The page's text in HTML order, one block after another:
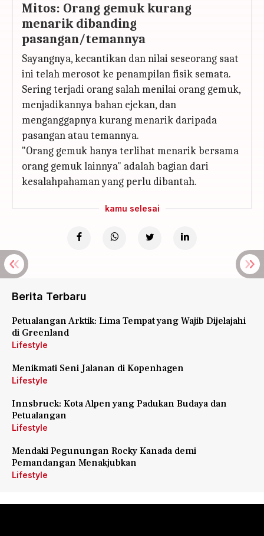
Mitos: Orang gemuk kurang
menarik dibanding
pasangan/temannya
Sayangnya, kecantikan dan nilai seseorang saat
ini telah merosot ke penampilan fisik semata.
Sering terjadi orang salah menilai orang gemuk,
menjadikannya bahan ejekan, dan
menganggapnya kurang menarik daripada
pasangan atau temannya.
"Orang gemuk hanya terlihat menarik bersama
orang gemuk lainnya" adalah bagian dari
kesalahpahaman yang perlu dibantah.
kamu selesai
Berita Terbaru
Petualangan Arktik: Lima Tempat yang Wajib Dijelajahi
di Greenland
Lifestyle
Menikmati Seni Jalanan di Kopenhagen
Lifestyle
Innsbruck: Kota Alpen yang Padukan Budaya dan
Petualangan
Lifestyle
Mendaki Pegunungan Rocky Kanada demi
Pemandangan Menakjubkan
Lifestyle